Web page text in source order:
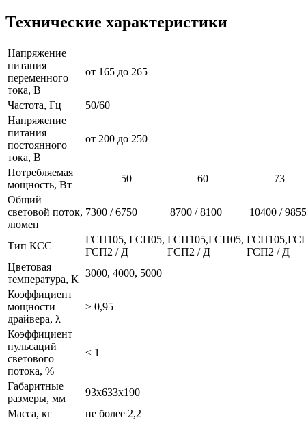
Технические характеристики
Напряжение
питания
переменного
тока, В
от 165 до 265
Частота, Гц
50/60
Напряжение
питания
постоянного
тока, В
от 200 до 250
Потребляемая
мощность, Вт
50 60
73
Общий
световой поток,
люмен
7300 / 6750 8700 / 8100 10400 / 9855
Тип КСС
ГСП105, ГСП05,
ГСП2 / Д
ГСП105,ГСП05,
ГСП2 / Д
ГСП2 / Д
Цветовая
температура, К
3000, 4000, 5000
Коэффициент
мощности
драйвера, λ
≥ 0,95
Коэффициент
пульсаций
светового
потока, %
≤ 1
Габаритные
размеры, мм
93х633х190
Масса, кг
не более 2,2